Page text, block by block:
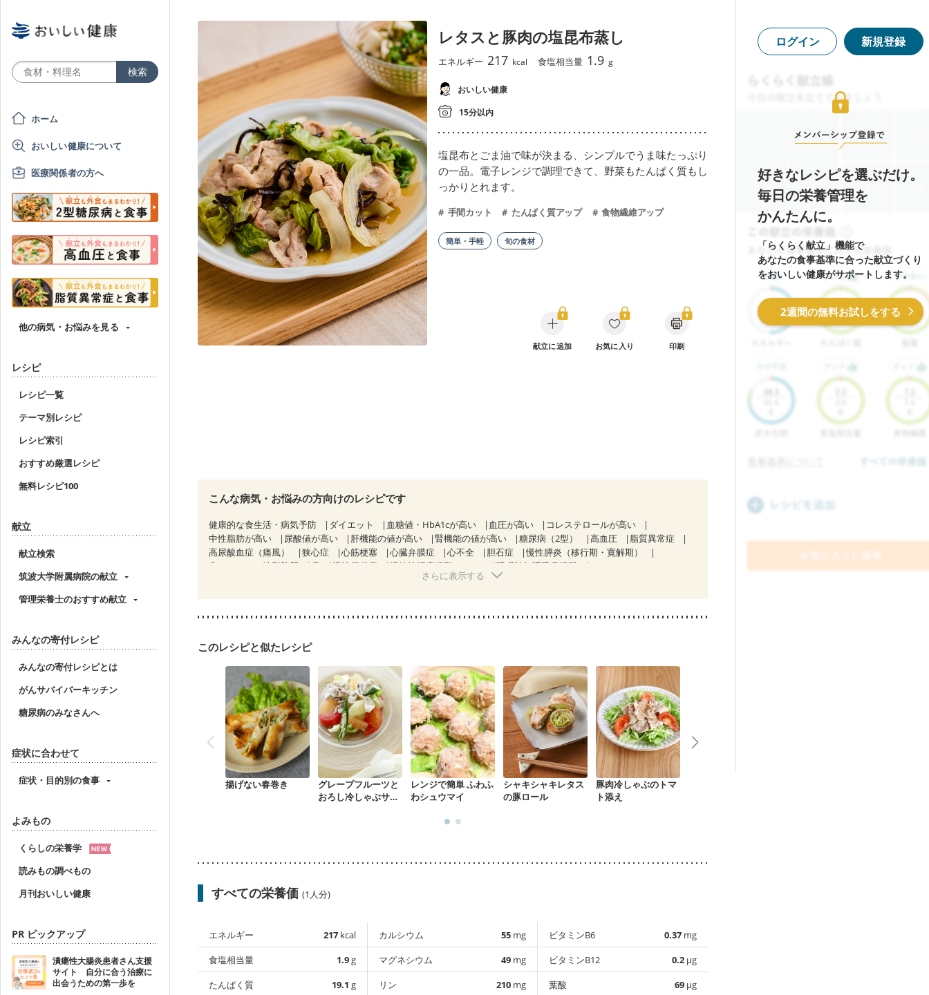
ホーム
おいしい健康について
医療関係者の方へ
他の病気・お悩みを見る
レシピ
レシピ一覧
テーマ別レシピ
レシピ索引
おすすめ厳選レシピ
無料レシピ100
献立
献立検索
筑波大学附属病院の献立
管理栄養士のおすすめ献立
みんなの寄付レシピ
みんなの寄付レシピとは
がんサバイバーキッチン
糖尿病のみなさんへ
症状に合わせて
症状・目的別の食事
よみもの
くらしの栄養学
読みもの調べもの
月刊おいしい健康
PR ピックアップ
潰瘍性大腸炎患者さん支援
サイト 自分に合う治療に
出会うための第一歩を
レタスと豚肉の塩昆布蒸し
エネルギー 217 kcal 食塩相当量 1.9 g
おいしい健康
15分以内
塩昆布とごま油で味が決まる、シンプルでうま味たっぷり
の一品。電子レンジで調理できて、野菜もたんぱく質もし
っかりとれます。
手間カット たんぱく質アップ 食物繊維アップ
簡単・手軽 旬の食材
献立に追加 お気に入り 印刷
こんな病気・お悩みの方向けのレシピです
健康的な食生活・病気予防 ダイエット 血糖値・HbA1cが高い 血圧が高い
コレステロールが高い
中性脂肪が高い
尿酸値が高い 肝機能の値が高い 腎機能の値が高い 糖尿病（2型） 高血圧
脂質異常症
高尿酸血症（痛風）
狭心症 心筋梗塞 心臓弁膜症 心不全 胆石症
慢性膵炎（移行期・寛解期）
非アルコール性脂肪肝
痔 慢性便秘症 過敏性腸症候群（IBS）
睡眠時無呼吸症候群
糖尿病性腎症（第３期）
妊婦健診・体重増加が気になる（初期）
妊婦健診・血圧が気になる（初期）
産後（ミルク）
骨折
さらに表示する
このレシピと似たレシピ
揚げない春巻き
グレープフルーツと
おろし冷しゃぶサラ
レンジで簡単 ふわふ
わシュウマイ
シャキシャキレタス
の豚ロール
豚肉冷しゃぶのトマ
ト添え
すべての栄養価 (1人分)
エネルギー 217 kcal
食塩相当量
1.9g
たんぱく質
19.1 g
カルシウム 55 mg
マグネシウム
49 mg
リン
210 mg
ビタミンB6 0.37 mg
ビタミンB12
0.2 µg
葉酸
69 µg
ログイン 新規登録
好きなレシピを選ぶだけ。
毎日の栄養管理を
かんたんに。
「らくらく献立」機能で
あなたの食事基準に合った献立づくり
をおいしい健康がサポートします。
2週間の無料お試しをする